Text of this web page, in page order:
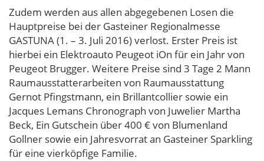
Zudem werden aus allen abgegebenen Losen die
Hauptpreise bei der Gasteiner Regionalmesse
GASTUNA (1. – 3. Juli 2016) verlost. Erster Preis ist
hierbei ein Elektroauto Peugeot iOn für ein Jahr von
Peugeot Brugger. Weitere Preise sind 3 Tage 2 Mann
Raumausstatterarbeiten von Raumausstattung
Gernot Pfingstmann, ein Brillantcollier sowie ein
Jacques Lemans Chronograph von Juwelier Martha
Beck, Ein Gutschein über 400 € von Blumenland
Gollner sowie ein Jahresvorrat an Gasteiner Sparkling
für eine vierköpfige Familie.